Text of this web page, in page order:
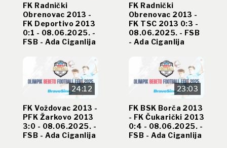
FK Radnički
Obrenovac 2013 -
FK Deportivo 2013
0:1 - 08.06.2025. -
FSB - Ada Ciganlija
FK Radnički
Obrenovac 2013 -
FK TSC 2013 0:3 -
08.06.2025. - FSB
- Ada Ciganlija
24:12
FK Voždovac 2013 -
PFK Žarkovo 2013
3:0 - 08.06.2025. -
FSB - Ada Ciganlija
23:03
FK BSK Borča 2013
- FK Čukarički 2013
0:4 - 08.06.2025. -
FSB - Ada Ciganlija